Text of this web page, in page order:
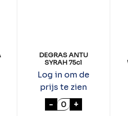
MALBEC 75cl aantal
DEGRAS ANTU
SYRAH 75cl
Log in om de
prijs te zien
- DEGRAS ANTU
+